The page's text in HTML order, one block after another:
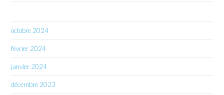
octobre 2024
février 2024
janvier 2024
décembre 2023